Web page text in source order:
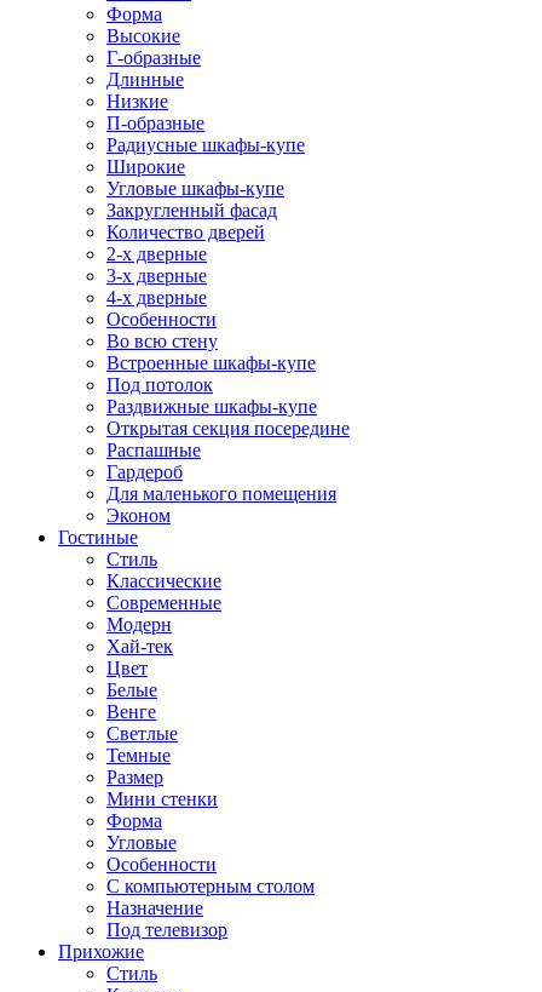
Форма
Высокие
Г-образные
Длинные
Низкие
П-образные
Радиусные шкафы-купе
Широкие
Угловые шкафы-купе
Закругленный фасад
Количество дверей
2-х дверные
3-х дверные
4-х дверные
Особенности
Во всю стену
Встроенные шкафы-купе
Под потолок
Раздвижные шкафы-купе
Открытая секция посередине
Распашные
Гардероб
Для маленького помещения
Эконом
Гостиные
Стиль
Классические
Современные
Модерн
Хай-тек
Цвет
Белые
Венге
Светлые
Темные
Размер
Мини стенки
Форма
Угловые
Особенности
С компьютерным столом
Назначение
Под телевизор
Прихожие
Стиль